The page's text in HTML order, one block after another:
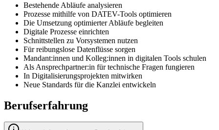
Bestehende Abläufe analysieren
Prozesse mithilfe von DATEV-Tools optimieren
Die Umsetzung optimierter Abläufe begleiten
Digitale Prozesse einrichten
Schnittstellen zu Vorsystemen nutzen
Für reibungslose Datenflüsse sorgen
Mandant:innen und Kolleg:innen in digitalen Tools schulen
Als Ansprechpartner:in für technische Fragen fungieren
In Digitalisierungsprojekten mitwirken
Neue Standards für die Kanzlei entwickeln
Berufserfahrung